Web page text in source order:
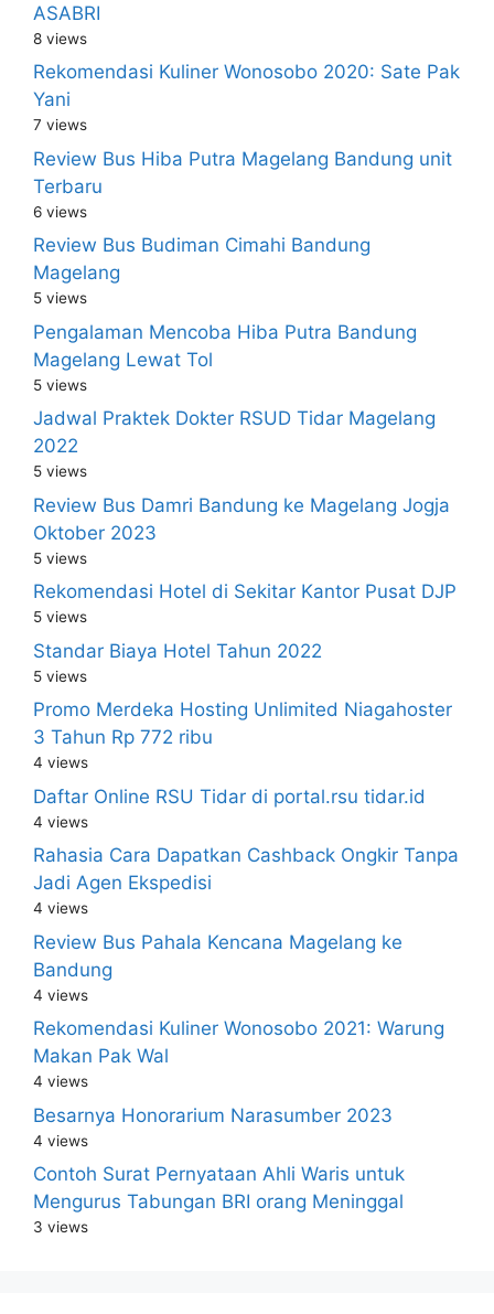
ASABRI
8 views
Rekomendasi Kuliner Wonosobo 2020: Sate Pak
Yani
7 views
Review Bus Hiba Putra Magelang Bandung unit
Terbaru
6 views
Review Bus Budiman Cimahi Bandung
Magelang
5 views
Pengalaman Mencoba Hiba Putra Bandung
Magelang Lewat Tol
5 views
Jadwal Praktek Dokter RSUD Tidar Magelang
2022
5 views
Review Bus Damri Bandung ke Magelang Jogja
Oktober 2023
5 views
Rekomendasi Hotel di Sekitar Kantor Pusat DJP
5 views
Standar Biaya Hotel Tahun 2022
5 views
Promo Merdeka Hosting Unlimited Niagahoster
3 Tahun Rp 772 ribu
4 views
Daftar Online RSU Tidar di portal.rsu tidar.id
4 views
Rahasia Cara Dapatkan Cashback Ongkir Tanpa
Jadi Agen Ekspedisi
4 views
Review Bus Pahala Kencana Magelang ke
Bandung
4 views
Rekomendasi Kuliner Wonosobo 2021: Warung
Makan Pak Wal
4 views
Besarnya Honorarium Narasumber 2023
4 views
Contoh Surat Pernyataan Ahli Waris untuk
Mengurus Tabungan BRI orang Meninggal
3 views